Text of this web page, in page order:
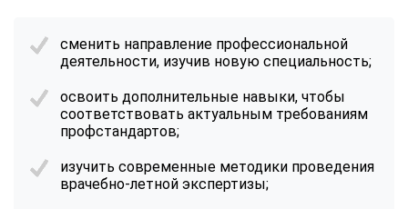
сменить направление профессиональной
деятельности, изучив новую специальность;
освоить дополнительные навыки, чтобы
соответствовать актуальным требованиям
профстандартов;
изучить современные методики проведения
врачебно-летной экспертизы;